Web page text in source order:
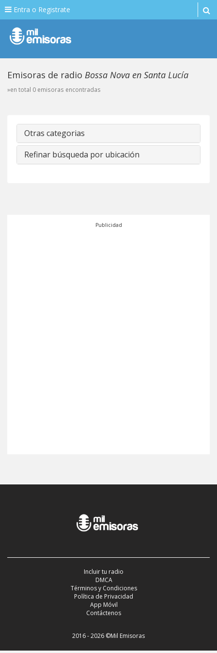
Entra o Registrate
Emisoras de radio Bossa Nova en Santa Lucía
»en total 0 emisoras encontradas
Otras categorias
Refinar búsqueda por ubicación
Publicidad
Incluir tu radio
DMCA
Términos y Condiciones
Política de Privacidad
App Móvil
Contáctenos
2016 - 2026 ©Mil Emisoras